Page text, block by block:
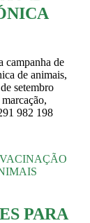
campanha de
de animais,
setembro
982 198
PARA